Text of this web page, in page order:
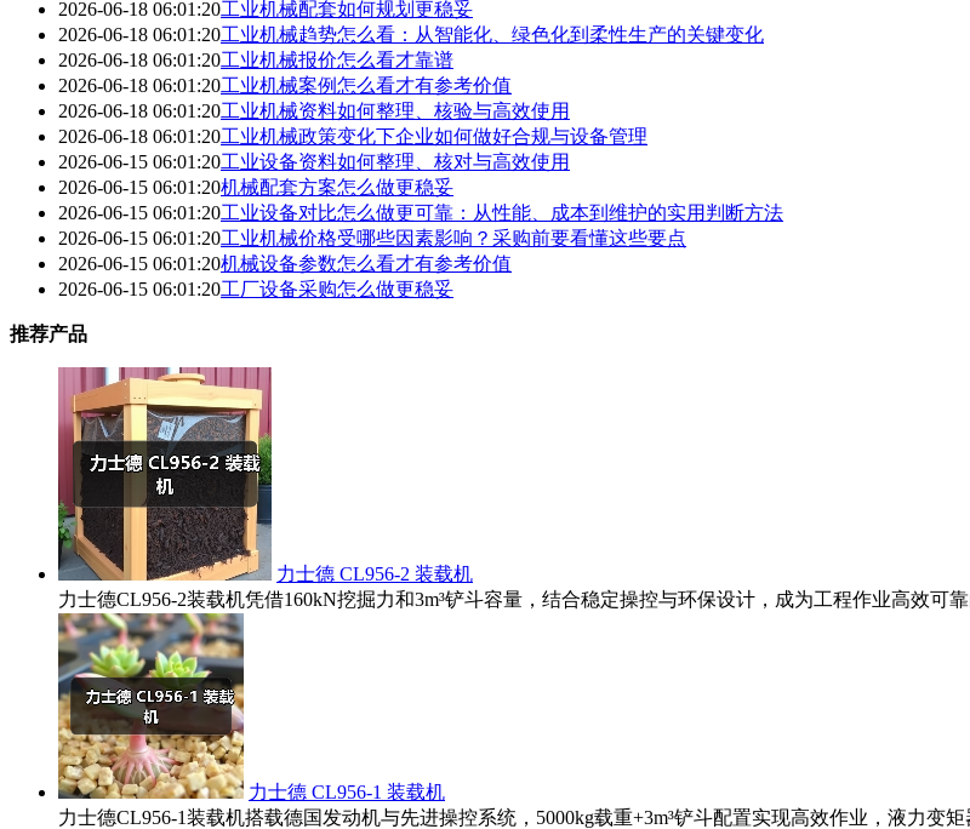
2026-06-18 06:01:20工业机械配套如何规划更稳妥
2026-06-18 06:01:20工业机械趋势怎么看：从智能化、绿色化到柔性生产的关键变化
2026-06-18 06:01:20工业机械报价怎么看才靠谱
2026-06-18 06:01:20工业机械案例怎么看才有参考价值
2026-06-18 06:01:20工业机械资料如何整理、核验与高效使用
2026-06-18 06:01:20工业机械政策变化下企业如何做好合规与设备管理
2026-06-15 06:01:20工业设备资料如何整理、核对与高效使用
2026-06-15 06:01:20机械配套方案怎么做更稳妥
2026-06-15 06:01:20工业设备对比怎么做更可靠：从性能、成本到维护的实用判断方法
2026-06-15 06:01:20工业机械价格受哪些因素影响？采购前要看懂这些要点
2026-06-15 06:01:20机械设备参数怎么看才有参考价值
2026-06-15 06:01:20工厂设备采购怎么做更稳妥
推荐产品
力士德 CL956-2 装载机
力士德CL956-2装载机凭借160kN挖掘力和3m³铲斗容量，结合稳定操控与环保设计，成为工程作业高效可靠
力士德 CL956-1 装载机
力士德CL956-1装载机搭载德国发动机与先进操控系统，5000kg载重+3m³铲斗配置实现高效作业，液力变